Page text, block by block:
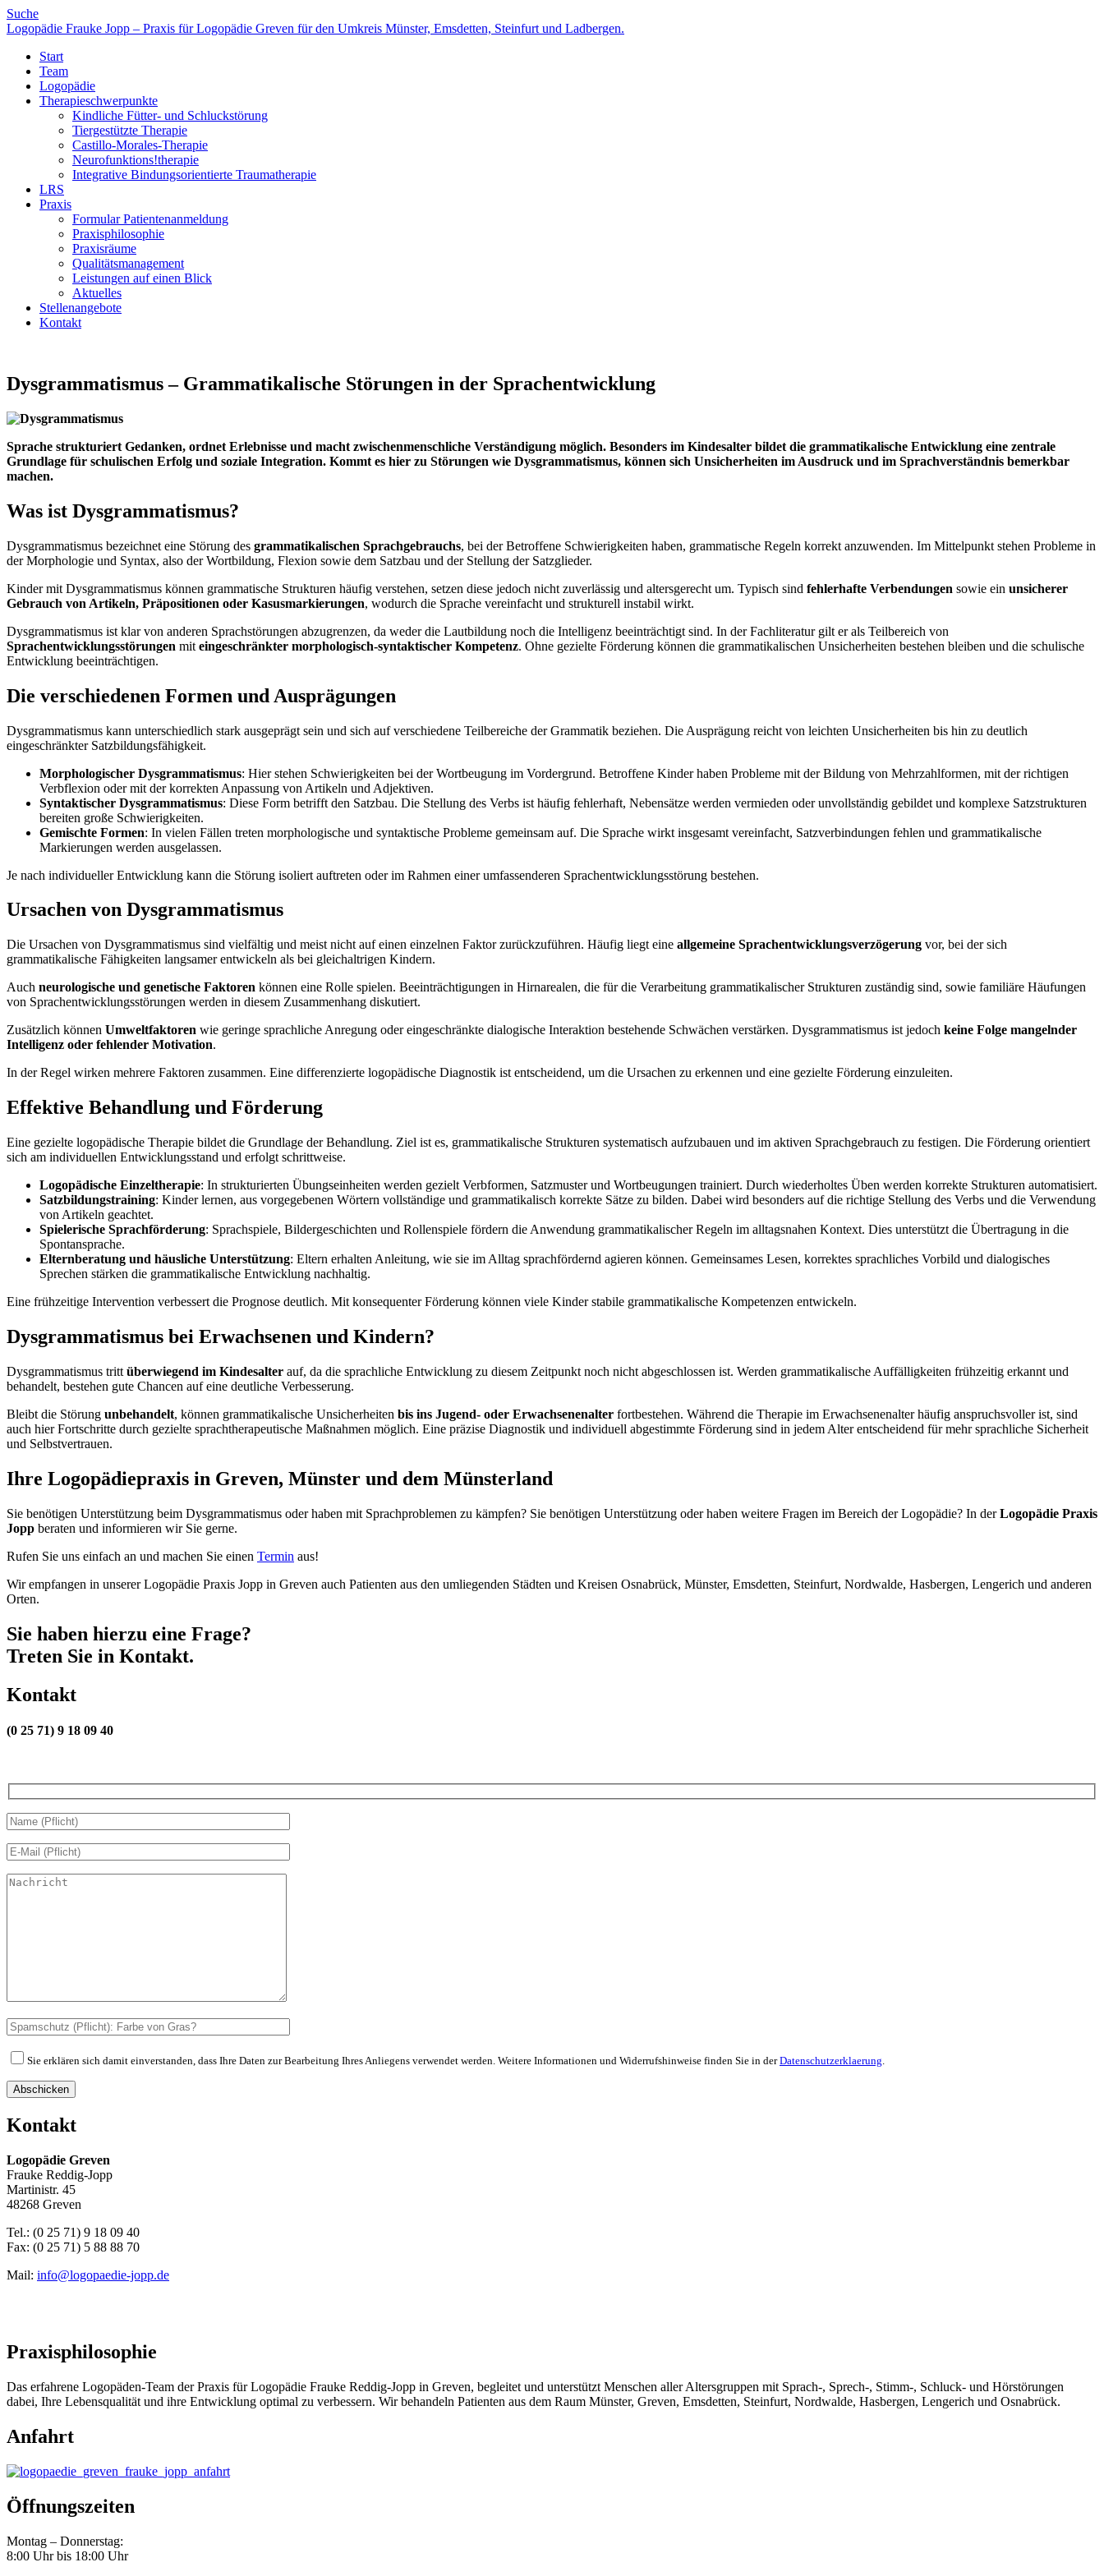
Suche
Logopädie Frauke Jopp – Praxis für Logopädie Greven für den Umkreis Münster, Emsdetten, Steinfurt und Ladbergen.
Start
Team
Logopädie
Therapieschwerpunkte
Kindliche Fütter- und Schluckstörung
Tiergestützte Therapie
Castillo-Morales-Therapie
Neurofunktions!therapie
Integrative Bindungsorientierte Traumatherapie
LRS
Praxis
Formular Patientenanmeldung
Praxisphilosophie
Praxisräume
Qualitätsmanagement
Leistungen auf einen Blick
Aktuelles
Stellenangebote
Kontakt
Dysgrammatismus – Grammatikalische Störungen in der Sprachentwicklung
Sprache strukturiert Gedanken, ordnet Erlebnisse und macht zwischenmenschliche Verständigung möglich. Besonders im Kindesalter bildet die grammatikalische Entwicklung eine zentrale
Grundlage für schulischen Erfolg und soziale Integration. Kommt es hier zu Störungen wie Dysgrammatismus, können sich Unsicherheiten im Ausdruck und im Sprachverständnis bemerkbar
machen.
Was ist Dysgrammatismus?
Dysgrammatismus bezeichnet eine Störung des grammatikalischen Sprachgebrauchs, bei der Betroffene Schwierigkeiten haben, grammatische Regeln korrekt anzuwenden. Im Mittelpunkt stehen Probleme in
der Morphologie und Syntax, also der Wortbildung, Flexion sowie dem Satzbau und der Stellung der Satzglieder.
Kinder mit Dysgrammatismus können grammatische Strukturen häufig verstehen, setzen diese jedoch nicht zuverlässig und altersgerecht um. Typisch sind fehlerhafte Verbendungen sowie ein unsicherer
Gebrauch von Artikeln, Präpositionen oder Kasusmarkierungen, wodurch die Sprache vereinfacht und strukturell instabil wirkt.
Dysgrammatismus ist klar von anderen Sprachstörungen abzugrenzen, da weder die Lautbildung noch die Intelligenz beeinträchtigt sind. In der Fachliteratur gilt er als Teilbereich von
Sprachentwicklungsstörungen mit eingeschränkter morphologisch-syntaktischer Kompetenz. Ohne gezielte Förderung können die grammatikalischen Unsicherheiten bestehen bleiben und die schulische
Entwicklung beeinträchtigen.
Die verschiedenen Formen und Ausprägungen
Dysgrammatismus kann unterschiedlich stark ausgeprägt sein und sich auf verschiedene Teilbereiche der Grammatik beziehen. Die Ausprägung reicht von leichten Unsicherheiten bis hin zu deutlich
eingeschränkter Satzbildungsfähigkeit.
Morphologischer Dysgrammatismus: Hier stehen Schwierigkeiten bei der Wortbeugung im Vordergrund. Betroffene Kinder haben Probleme mit der Bildung von Mehrzahlformen, mit der richtigen
Verbflexion oder mit der korrekten Anpassung von Artikeln und Adjektiven.
Syntaktischer Dysgrammatismus: Diese Form betrifft den Satzbau. Die Stellung des Verbs ist häufig fehlerhaft, Nebensätze werden vermieden oder unvollständig gebildet und komplexe Satzstrukturen
bereiten große Schwierigkeiten.
Gemischte Formen: In vielen Fällen treten morphologische und syntaktische Probleme gemeinsam auf. Die Sprache wirkt insgesamt vereinfacht, Satzverbindungen fehlen und grammatikalische
Markierungen werden ausgelassen.
Je nach individueller Entwicklung kann die Störung isoliert auftreten oder im Rahmen einer umfassenderen Sprachentwicklungsstörung bestehen.
Ursachen von Dysgrammatismus
Die Ursachen von Dysgrammatismus sind vielfältig und meist nicht auf einen einzelnen Faktor zurückzuführen. Häufig liegt eine allgemeine Sprachentwicklungsverzögerung vor, bei der sich
grammatikalische Fähigkeiten langsamer entwickeln als bei gleichaltrigen Kindern.
Auch neurologische und genetische Faktoren können eine Rolle spielen. Beeinträchtigungen in Hirnarealen, die für die Verarbeitung grammatikalischer Strukturen zuständig sind, sowie familiäre Häufungen
von Sprachentwicklungsstörungen werden in diesem Zusammenhang diskutiert.
Zusätzlich können Umweltfaktoren wie geringe sprachliche Anregung oder eingeschränkte dialogische Interaktion bestehende Schwächen verstärken. Dysgrammatismus ist jedoch keine Folge mangelnder
Intelligenz oder fehlender Motivation.
In der Regel wirken mehrere Faktoren zusammen. Eine differenzierte logopädische Diagnostik ist entscheidend, um die Ursachen zu erkennen und eine gezielte Förderung einzuleiten.
Effektive Behandlung und Förderung
Eine gezielte logopädische Therapie bildet die Grundlage der Behandlung. Ziel ist es, grammatikalische Strukturen systematisch aufzubauen und im aktiven Sprachgebrauch zu festigen. Die Förderung orientiert
sich am individuellen Entwicklungsstand und erfolgt schrittweise.
Logopädische Einzeltherapie: In strukturierten Übungseinheiten werden gezielt Verbformen, Satzmuster und Wortbeugungen trainiert. Durch wiederholtes Üben werden korrekte Strukturen automatisiert.
Satzbildungstraining: Kinder lernen, aus vorgegebenen Wörtern vollständige und grammatikalisch korrekte Sätze zu bilden. Dabei wird besonders auf die richtige Stellung des Verbs und die Verwendung
von Artikeln geachtet.
Spielerische Sprachförderung: Sprachspiele, Bildergeschichten und Rollenspiele fördern die Anwendung grammatikalischer Regeln im alltagsnahen Kontext. Dies unterstützt die Übertragung in die
Spontansprache.
Elternberatung und häusliche Unterstützung: Eltern erhalten Anleitung, wie sie im Alltag sprachfördernd agieren können. Gemeinsames Lesen, korrektes sprachliches Vorbild und dialogisches
Sprechen stärken die grammatikalische Entwicklung nachhaltig.
Eine frühzeitige Intervention verbessert die Prognose deutlich. Mit konsequenter Förderung können viele Kinder stabile grammatikalische Kompetenzen entwickeln.
Dysgrammatismus bei Erwachsenen und Kindern?
Dysgrammatismus tritt überwiegend im Kindesalter auf, da die sprachliche Entwicklung zu diesem Zeitpunkt noch nicht abgeschlossen ist. Werden grammatikalische Auffälligkeiten frühzeitig erkannt und
behandelt, bestehen gute Chancen auf eine deutliche Verbesserung.
Bleibt die Störung unbehandelt, können grammatikalische Unsicherheiten bis ins Jugend- oder Erwachsenenalter fortbestehen. Während die Therapie im Erwachsenenalter häufig anspruchsvoller ist, sind
auch hier Fortschritte durch gezielte sprachtherapeutische Maßnahmen möglich. Eine präzise Diagnostik und individuell abgestimmte Förderung sind in jedem Alter entscheidend für mehr sprachliche Sicherheit
und Selbstvertrauen.
Ihre Logopädiepraxis in Greven, Münster und dem Münsterland
Sie benötigen Unterstützung beim Dysgrammatismus oder haben mit Sprachproblemen zu kämpfen? Sie benötigen Unterstützung oder haben weitere Fragen im Bereich der Logopädie? In derLogopädie Praxis
Jopp beraten und informieren wir Sie gerne.
Rufen Sie uns einfach an und machen Sie einen Termin aus!
Wir empfangen in unserer Logopädie Praxis Jopp in Greven auch Patienten aus den umliegenden Städten und Kreisen Osnabrück, Münster, Emsdetten, Steinfurt, Nordwalde, Hasbergen, Lengerich und anderen
Orten.
Sie haben hierzu eine Frage?
Treten Sie in Kontakt.
Kontakt
(0 25 71) 9 18 09 40
Sie erklären sich damit einverstanden, dass Ihre Daten zur Bearbeitung Ihres Anliegens verwendet werden. Weitere Informationen und Widerrufshinweise finden Sie in derDatenschutzerklaerung
Abschicken
Kontakt
Logopädie Greven
Frauke Reddig-Jopp
Martinistr. 45
48268 Greven
Tel.: (0 25 71) 9 18 09 40
Fax: (0 25 71) 5 88 88 70
Mail: info@logopaedie-jopp.de
Praxisphilosophie
Das erfahrene Logopäden-Team der Praxis für Logopädie Frauke Reddig-Jopp in Greven, begleitet und unterstützt Menschen aller Altersgruppen mit Sprach-, Sprech-, Stimm-, Schluck- und Hörstörungen
dabei, Ihre Lebensqualität und ihre Entwicklung optimal zu verbessern. Wir behandeln Patienten aus dem Raum Münster, Greven, Emsdetten, Steinfurt, Nordwalde, Hasbergen, Lengerich und Osnabrück.
Anfahrt
Öffnungszeiten
Montag – Donnerstag:
8:00 Uhr bis 18:00 Uhr